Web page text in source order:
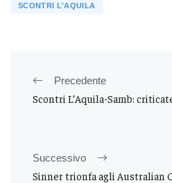
SCONTRI L'AQUILA
Precedente
Scontri L’Aquila-Samb:
Successivo
Sinner trionfa agli Australian